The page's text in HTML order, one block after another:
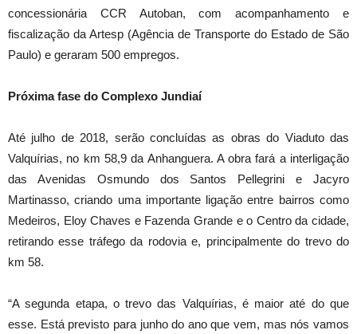
concessionária CCR Autoban, com acompanhamento e
fiscalização da Artesp (Agência de Transporte do Estado de São
Paulo) e geraram 500 empregos.
Próxima fase do Complexo Jundiaí
Até julho de 2018, serão concluídas as obras do Viaduto das
Valquírias, no km 58,9 da Anhanguera. A obra fará a interligação
das Avenidas Osmundo dos Santos Pellegrini e Jacyro
Martinasso, criando uma importante ligação entre bairros como
Medeiros, Eloy Chaves e Fazenda Grande e o Centro da cidade,
retirando esse tráfego da rodovia e, principalmente do trevo do
km 58.
“A segunda etapa, o trevo das Valquírias, é maior até do que
esse. Está previsto para junho do ano que vem, mas nós vamos